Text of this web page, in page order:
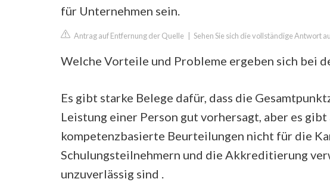
für Unternehmen sein.
Antrag auf Entfernung der Quelle Sehen Sie sich die vollständige Antwort
Welche Vorteile und Probleme ergeben sich bei
Es gibt starke Belege dafür, dass die
Leistung einer Person gut vorhersagt, aber es
kompetenzbasierte Beurteilungen nicht für die
Schulungsteilnehmern und die Akkreditierung
unzuverlässig sind .